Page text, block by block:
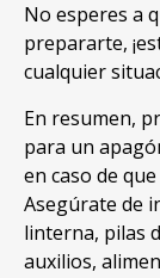
No esperes a
prepararte,
cualquier
En resumen,
para un
en caso de
Asegúrate de
linterna, pilas
auxilios,